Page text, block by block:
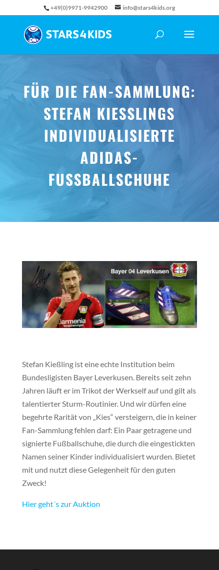
+49(0)9971-9942900 info@stars4kids.org
FÜR DIE FAN-SAMMLUNG:
STEFAN KIESSLINGS I
NDIVIDUALISIERTE A
DIDAS-F
USSBALLSCHUHE
Stefan Kießling ist eine echte Institution beim
Bundesligisten Bayer Leverkusen. Bereits seit zehn
Jahren läuft er im Trikot der Werkself auf und gilt als
talentierter Sturm-Routinier. Und wir dürfen eine
begehrte Rarität von „Kies“ versteigern, die in keiner
Fan-Sammlung fehlen darf: Ein Paar getragene und
signierte Fußballschuhe, die durch die eingestickten
Namen seiner Kinder individualisiert wurden. Bietet
mit und nutzt diese Gelegenheit für den guten
Zweck!
Hier geht´s zur Auktion